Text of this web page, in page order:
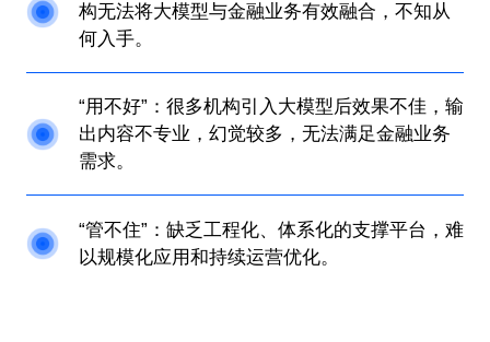
构无法将大模型与金融业务有效融合，不知从
何入手。
“用不好”：很多机构引入大模型后效果不佳，输
出内容不专业，幻觉较多，无法满足金融业务
需求。
“管不住”：缺乏工程化、体系化的支撑平台，难
以规模化应用和持续运营优化。